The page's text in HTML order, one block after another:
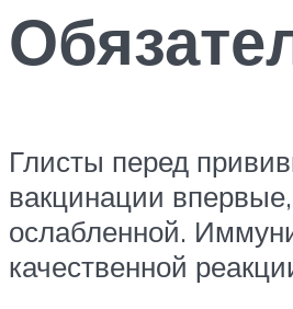
Глисты перед
вакцинации
ослабленной.
качественной